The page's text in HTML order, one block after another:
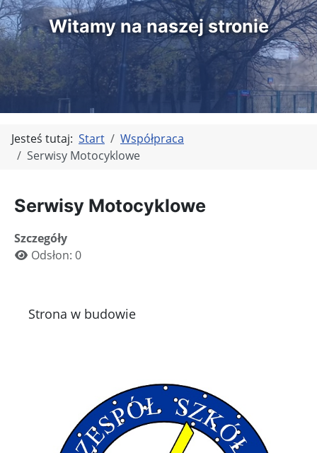
Witamy na naszej stronie
Jesteś tutaj: Start
Współpraca
Serwisy Motocyklowe
Serwisy Motocyklowe
Szczegóły
Odsłon: 0
Strona w budowie